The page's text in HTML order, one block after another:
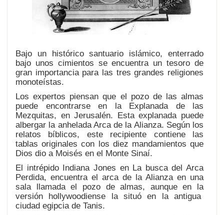
Bajo un histórico santuario islámico, enterrado
bajo unos cimientos se encuentra un tesoro de
gran importancia para las tres grandes religiones
monoteístas.
Los expertos piensan que el pozo de las almas
puede encontrarse en la Explanada de las
Mezquitas, en Jerusalén. Esta explanada puede
albergar la anhelada Arca de la Alianza. Según los
relatos bíblicos, este recipiente contiene las
tablas originales con los diez mandamientos que
Dios dio a Moisés en el Monte Sinaí.
El intrépido Indiana Jones en La busca del Arca
Perdida, encuentra el arca de la Alianza en una
sala llamada el pozo de almas, aunque en la
versión hollywoodiense la situó en la antigua
ciudad egipcia de Tanis.